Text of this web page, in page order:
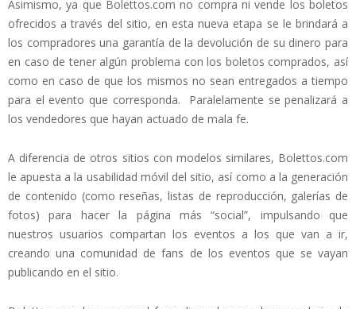
Asimismo, ya que Bolettos.com no compra ni vende los boletos
ofrecidos a través del sitio, en esta nueva etapa se le brindará a
los compradores una garantía de la devolución de su dinero para
en caso de tener algún problema con los boletos comprados, así
como en caso de que los mismos no sean entregados a tiempo
para el evento que corresponda. Paralelamente se penalizará a
los vendedores que hayan actuado de mala fe.
A diferencia de otros sitios con modelos similares, Bolettos.com
le apuesta a la usabilidad móvil del sitio, así como a la generación
de contenido (como reseñas, listas de reproducción, galerías de
fotos) para hacer la página más “social”, impulsando que
nuestros usuarios compartan los eventos a los que van a ir,
creando una comunidad de fans de los eventos que se vayan
publicando en el sitio.